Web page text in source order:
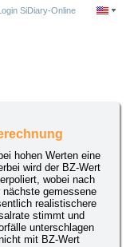
SiDiary-Online
hohen Werten eine
wird der BZ-Wert
wobei nach
nächste gemessene
realistischere
stimmt und
unterschlagen
mit BZ-Wert